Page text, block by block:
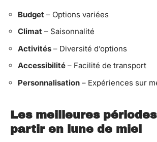
Budget – Options variées
Climat – Saisonnalité
Activités – Diversité d’options
Accessibilité – Facilité de transport
Personnalisation – Expériences sur
Les meilleures
partir en lune de miel